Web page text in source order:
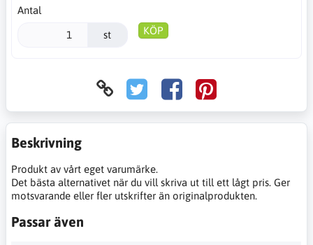
Antal
st KÖP
Beskrivning
Produkt av vårt eget varumärke.
Det bästa alternativet när du vill skriva ut till ett lågt pris. Ger
motsvarande eller fler utskrifter än originalprodukten.
Passar även